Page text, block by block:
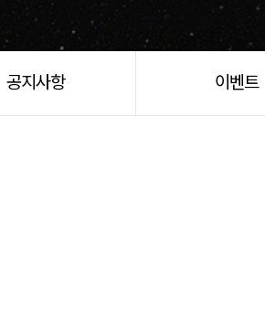
공지사항 이벤트